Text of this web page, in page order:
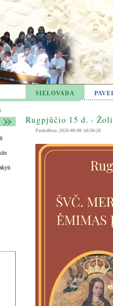
SIELOVADA
Rugpjūčio 15 d. -
Paskelbta: 2026-08-08 10:50:28